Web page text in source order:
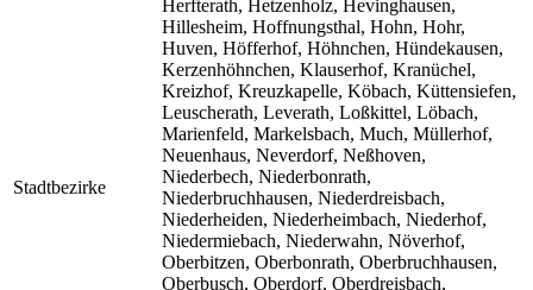
Stadtbezirke
Herfterath, Hetzenholz, Hevinghausen,
Hillesheim, Hoffnungsthal, Hohn, Hohr,
Huven, Höfferhof, Höhnchen, Hündekausen,
Kerzenhöhnchen, Klauserhof, Kranüchel,
Kreizhof, Kreuzkapelle, Köbach, Küttensiefen,
Leuscherath, Leverath, Loßkittel, Löbach,
Marienfeld, Markelsbach, Much, Müllerhof,
Neuenhaus, Neverdorf, Neßhoven,
Niederbech, Niederbonrath,
Niederbruchhausen, Niederdreisbach,
Niederheiden, Niederheimbach, Niederhof,
Niedermiebach, Niederwahn, Növerhof,
Oberbitzen, Oberbonrath, Oberbruchhausen,
Oberbusch, Oberdorf, Oberdreisbach,